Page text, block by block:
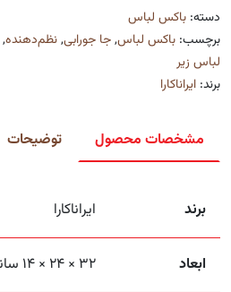
۱۲
خانه
عدد
دسته: باکس لباس
برچسب: باکس لباس,جا جورابی,نظم‌دهنده,
لباس زیر
برند: ایراناکارا
مشخصات محصول توضیحات
برند ایراناکارا
ابعاد 32 × 24 × 14 سانتیمتر